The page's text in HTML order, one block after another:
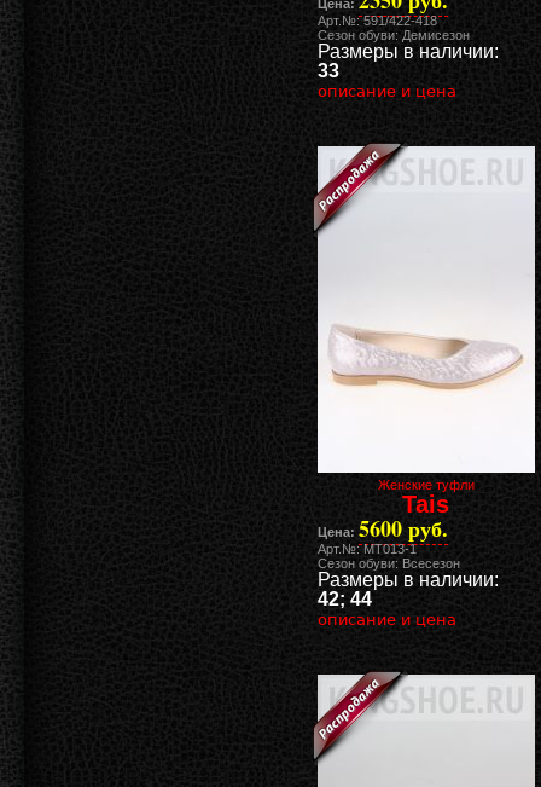
Цена:
Арт.№: 591/422-418
Сезон обуви: Демисезон
Размеры в наличии:
33
описание и цена
Женские туфли
Tais
Цена: 5600 руб.
Арт.№: MT013-1
Сезон обуви: Всесезон
Размеры в наличии:
42; 44
описание и цена